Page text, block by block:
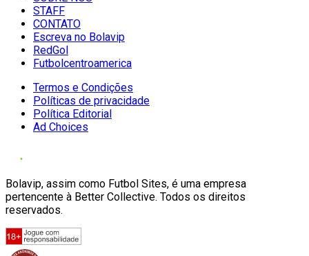
STAFF
CONTATO
Escreva no Bolavip
RedGol
Futbolcentroamerica
Termos e Condições
Políticas de privacidade
Política Editorial
Ad Choices
Bolavip, assim como Futbol Sites, é uma empresa
pertencente à Better Collective. Todos os direitos
reservados.